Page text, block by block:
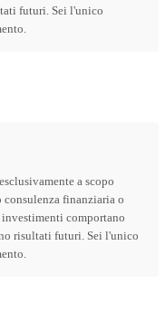
futuri. Sei l'unico
a scopo
finanziaria o
comportano
risultati futuri. Sei l'unico